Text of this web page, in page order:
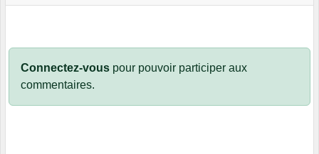
Connectez-vous pour pouvoir participer aux
commentaires.